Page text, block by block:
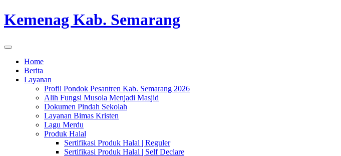
Kemenag Kab. Semarang
Home
Berita
Layanan
Profil Pondok Pesantren Kab. Semarang 2026
Alih Fungsi Musola Menjadi Masjid
Dokumen Pindah Sekolah
Layanan Bimas Kristen
Lagu Merdu
Produk Halal
Sertifikasi Produk Halal | Reguler
Sertifikasi Produk Halal | Self Declare